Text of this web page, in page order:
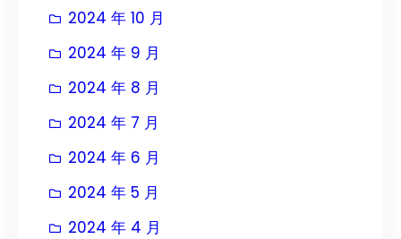
2024 年 10 月
2024 年 9 月
2024 年 8 月
2024 年 7 月
2024 年 6 月
2024 年 5 月
2024 年 4 月